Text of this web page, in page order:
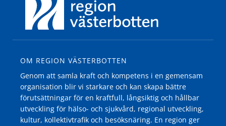
OM REGION VÄSTERBOTTEN
Genom att samla kraft och kompetens i en gemensam
organisation blir vi starkare och kan skapa bättre
förutsättningar för en kraftfull, långsiktig och hållbar
utveckling för hälso- och sjukvård, regional utveckling,
kultur, kollektivtrafik och besöksnäring. En region ger